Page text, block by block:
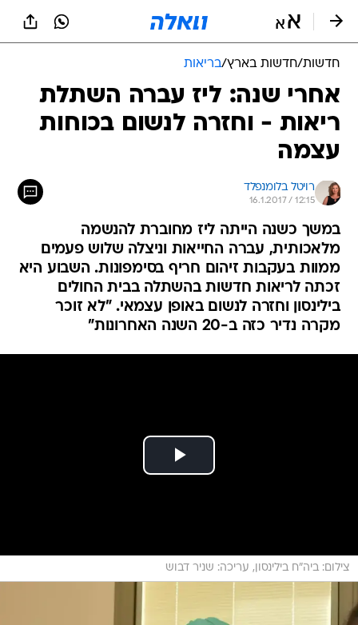
חדשות/חדשות בארץ/בריאות
אחרי שנה: ליז עברה השתלת
ריאות - וחזרה לנשום בכוחות
עצמה
רויטל בלומנפלד
16.1.2017 / 12:15
במשך כשנה הייתה ליז מחוברת להנשמה
מלאכותית, עברה החייאות וניצלה שלוש פעמים
ממוות בעקבות זיהום חריף בסימפונות. השבוע היא
זכתה לריאות חדשות בהשתלה בבית החולים
בילינסון וחזרה לנשום באופן עצמאי. "לא זוכר
מקרה נדיר כזה ב-20 השנה האחרונות"
צילום: ביה"ח בילינסון, עריכה: שניר דבוש